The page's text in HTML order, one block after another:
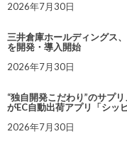
2026年7月30日
三井倉庫ホールディングス
を開発・導入開始
2026年7月30日
“独自開発こだわり”のサプ
がEC自動出荷アプリ「シッ
2026年7月30日